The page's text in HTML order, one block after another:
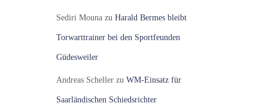
Sediri Mounazu Harald Bermes bleibt
Torwarttrainer bei den Sportfeunden
Güdesweiler
Andreas Schellerzu WM-Einsatz für
Saarländischen Schiedsrichter